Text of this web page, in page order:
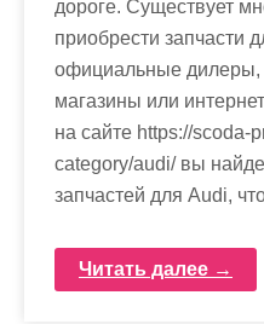
дороге. Существует
приобрести запчасти
официальные дилеры,
магазины или
на сайте https://scoda-
category/audi/ вы
запчастей для Audi,
Читать далее →